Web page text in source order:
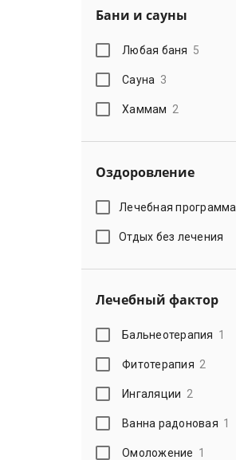
Бани и сауны
Любая баня 5
Сауна 3
Хаммам 2
Оздоровление
Лечебная программа
Отдых без лечения
Лечебный фактор
Бальнеотерапия 1
Фитотерапия 2
Ингаляции 2
Ванна радоновая 1
Омоложение 1